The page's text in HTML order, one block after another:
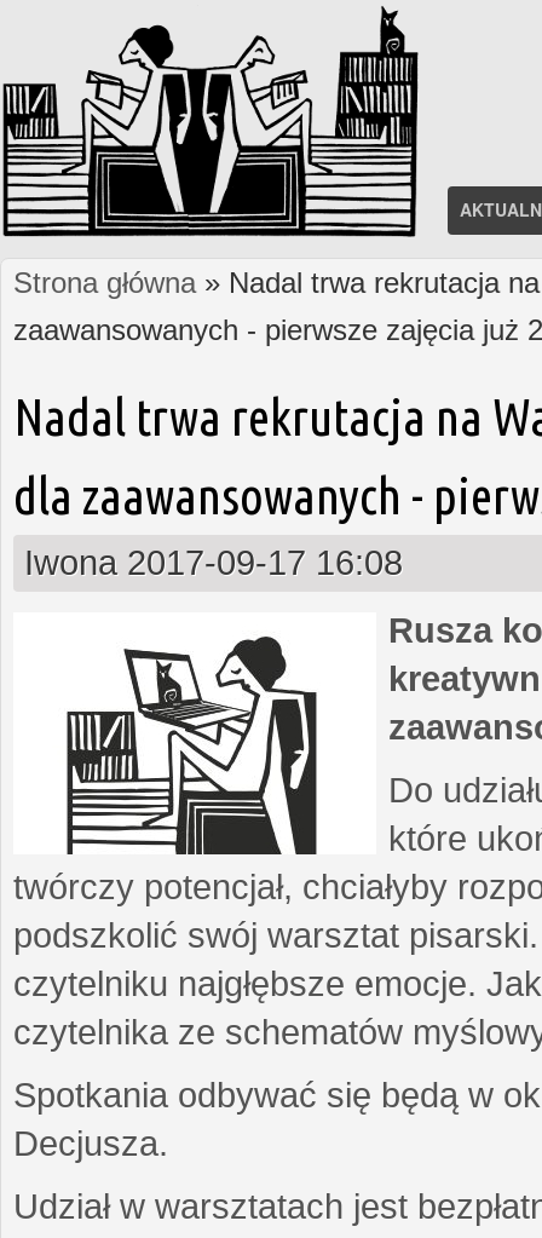
Jesteś tutaj
Strona główna» Nadal trwa rekrutacja
zaawansowanych - pierwsze zajęcia już
Nadal trwa rekrutacja na
dla zaawansowanych -
Iwona 2017-09-17 16:08
Rusza
Do
które
twórczy potencjał, chciałyby
podszkolić swój warsztat
czytelniku najgłębsze emocje.
czytelnika ze schematów
Spotkania odbywać się będą w
Decjusza.
Udział w warsztatach jest